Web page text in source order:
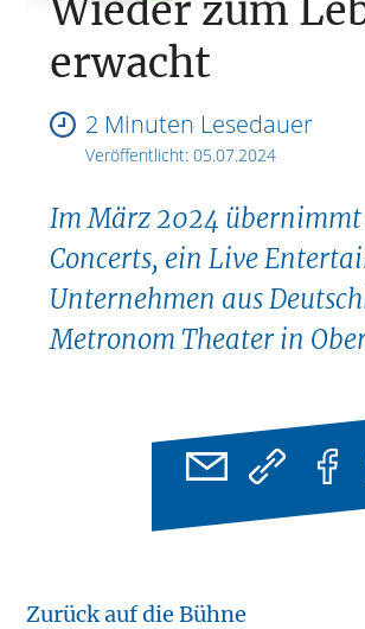
Wieder zum
erwacht
2 Minuten Lesedauer
Veröffentlicht:05.07.2024
Im März 2024 übernimmt
Concerts, ein Live
Unternehmen aus
Metronom Theater in
Zurück auf die Bühne